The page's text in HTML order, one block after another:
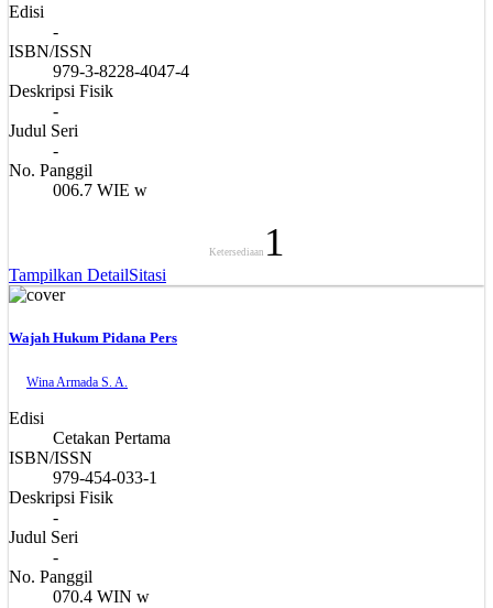
Edisi
-
ISBN/ISSN
979-3-8228-4047-4
Deskripsi Fisik
-
Judul Seri
-
No. Panggil
006.7 WIE w
Ketersediaan 1
Tampilkan DetailSitasi
Wajah Hukum Pidana Pers
Wina Armada S. A.
Edisi
Cetakan Pertama
ISBN/ISSN
979-454-033-1
Deskripsi Fisik
-
Judul Seri
-
No. Panggil
070.4 WIN w